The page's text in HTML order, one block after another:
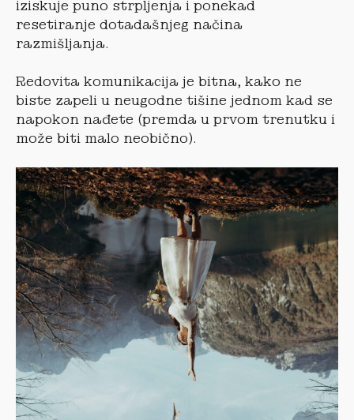
iziskuje puno strpljenja i ponekad
resetiranje dotadašnjeg načina
razmišljanja.
Redovita komunikacija je bitna, kako ne
biste zapeli u neugodne tišine jednom kad se
napokon nađete (premda u prvom trenutku i
može biti malo neobično).